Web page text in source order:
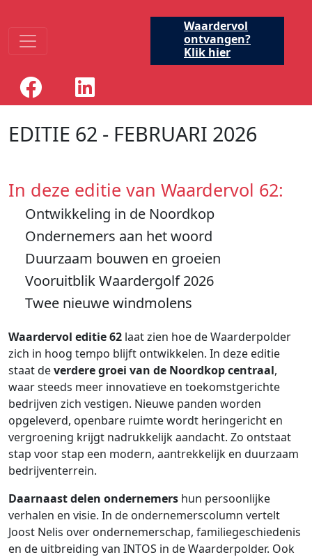
Waardervol
ontvangen?
Klik hier
EDITIE 62 - FEBRUARI 2026
In deze editie van Waardervol 62:
Ontwikkeling in de Noordkop
Ondernemers aan het woord
Duurzaam bouwen en groeien
Vooruitblik Waardergolf 2026
Twee nieuwe windmolens
Waardervol editie 62 laat zien hoe de Waarderpolder
zich in hoog tempo blijft ontwikkelen. In deze editie
staat deverdere groei van de Noordkop centraal,
waar steeds meer innovatieve en toekomstgerichte
bedrijven zich vestigen. Nieuwe panden worden
opgeleverd, openbare ruimte wordt heringericht en
vergroening krijgt nadrukkelijk aandacht. Zo ontstaat
stap voor stap een modern, aantrekkelijk en duurzaam
bedrijventerrein.
Daarnaast delen ondernemers hun persoonlijke
verhalen en visie. In de ondernemerscolumn vertelt
Joost Nelis over ondernemerschap, familiegeschiedenis
en de uitbreiding van INTOS in de Waarderpolder. Ook